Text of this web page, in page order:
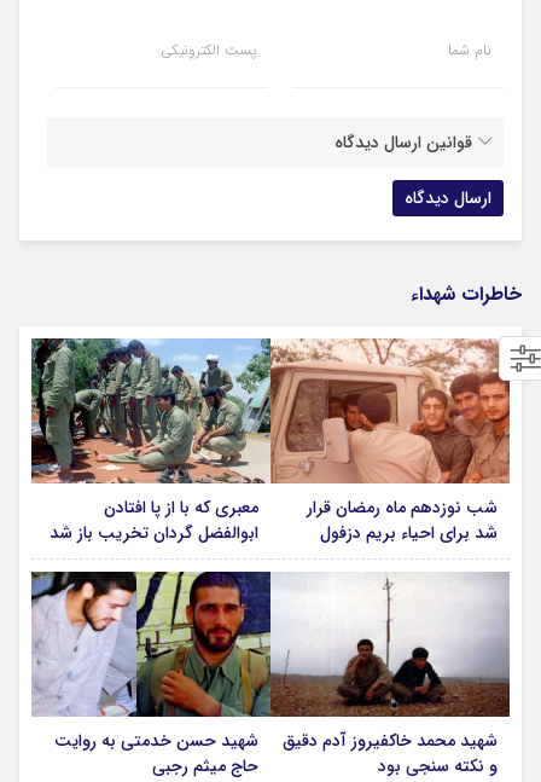
نام شما پست الکترونیکی
قوانین ارسال دیدگاه
خاطرات شهداء
شب نوزدهم ماه رمضان قرار
شد برای احیاء بریم دزفول
معبری که با از پا افتادن
ابوالفضل گردان تخریب باز شد
شهید محمد خاکفیروز آدم دقیق
و نکته سنجی بود
شهید حسن خدمتی به روایت
حاج میثم رجبی